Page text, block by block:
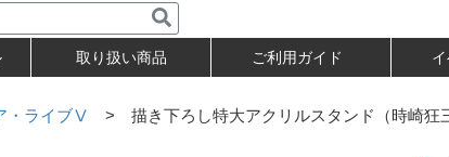
取り扱い商品 ご利用ガイド
・ライブⅤ > 描き下ろし特大アクリルスタンド（時崎狂